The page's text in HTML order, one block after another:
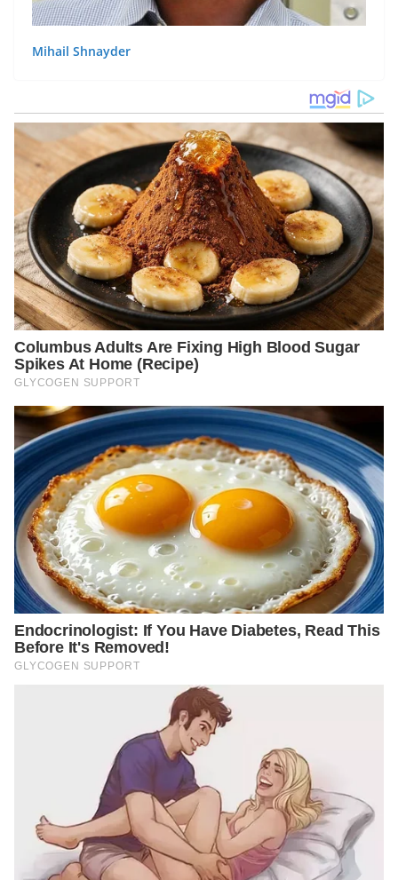
Mihail Shnayder